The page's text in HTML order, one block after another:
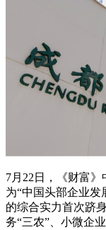
7月22日，《财富
为“中国头部企业发
的综合实力首次跻
务“三农”、小微企